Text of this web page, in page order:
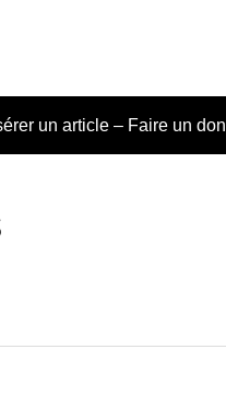
un article – Faire un don